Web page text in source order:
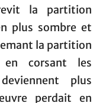
la partition
plus sombre et
la partition
en corsant les
plus
perdait en